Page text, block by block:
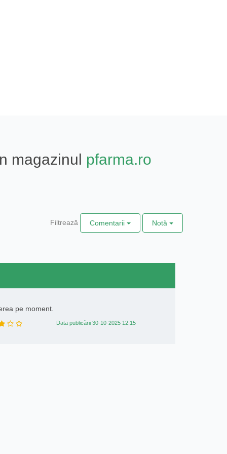
magazinul pfarma.ro
Filtrează Comentarii Notă
pe moment.
Data publicării 30-10-2025 12:15